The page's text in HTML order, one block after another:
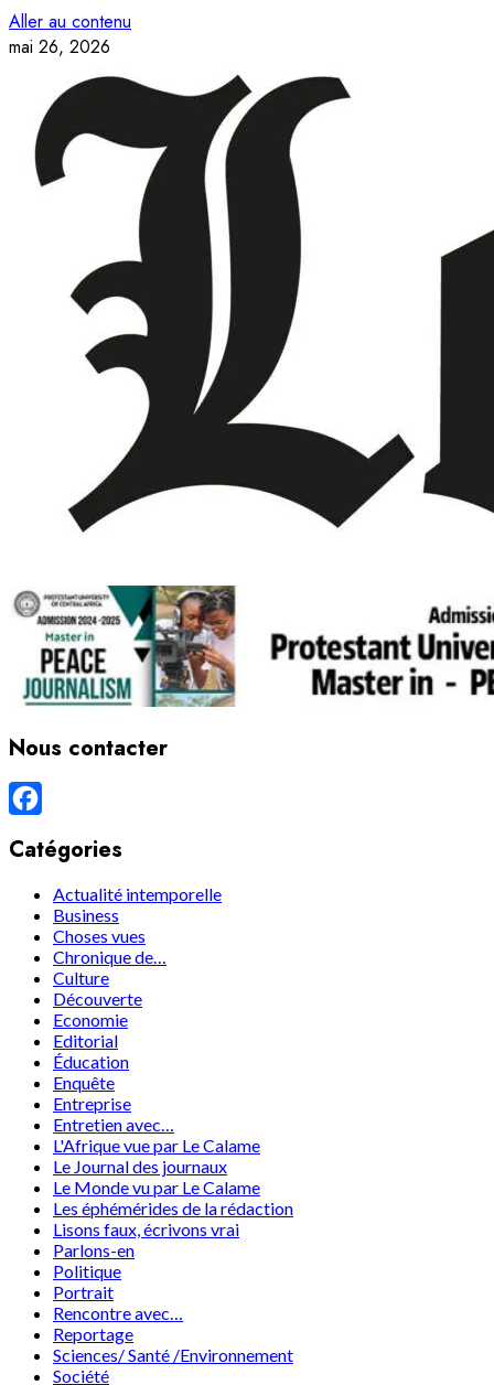
Aller au contenu
mai 26, 2026
Nous contacter
Catégories
Actualité intemporelle
Business
Choses vues
Chronique de…
Culture
Découverte
Economie
Editorial
Éducation
Enquête
Entreprise
Entretien avec…
L'Afrique vue par Le Calame
Le Journal des journaux
Le Monde vu par Le Calame
Les éphémérides de la rédaction
Lisons faux, écrivons vrai
Parlons-en
Politique
Portrait
Rencontre avec…
Reportage
Sciences/ Santé /Environnement
Société